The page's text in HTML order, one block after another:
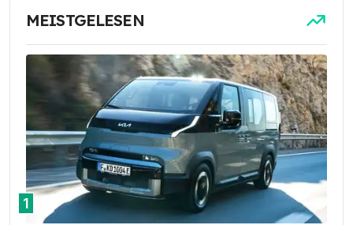
MEISTGELESEN
1